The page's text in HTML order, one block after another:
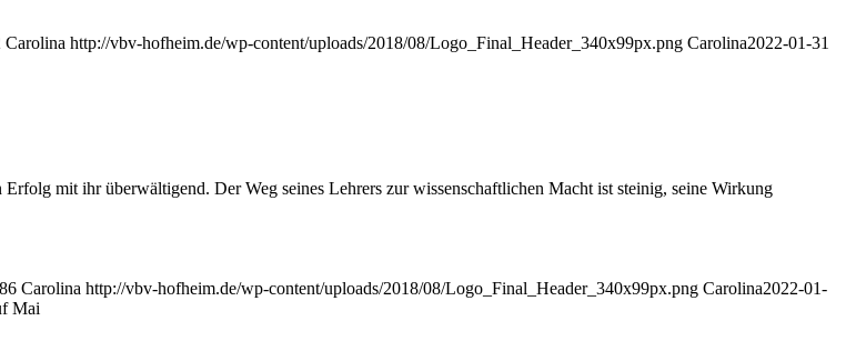
Carolina http://vbv-hofheim.de/wp-content/uploads/2018/08/Logo_Final_Header_340x99px.png Carolina2022-01-31
mit ihr überwältigend. Der Weg seines Lehrers zur wissenschaftlichen Macht ist steinig, seine Wirkung
Carolina http://vbv-hofheim.de/wp-content/uploads/2018/08/Logo_Final_Header_340x99px.png Carolina2022-01-
Mai